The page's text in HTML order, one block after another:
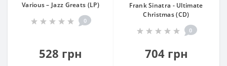
Various – Jazz Greats (LP)
0
528 грн
Frank Sinatra - Ultimate
Christmas (CD)
0
704 грн